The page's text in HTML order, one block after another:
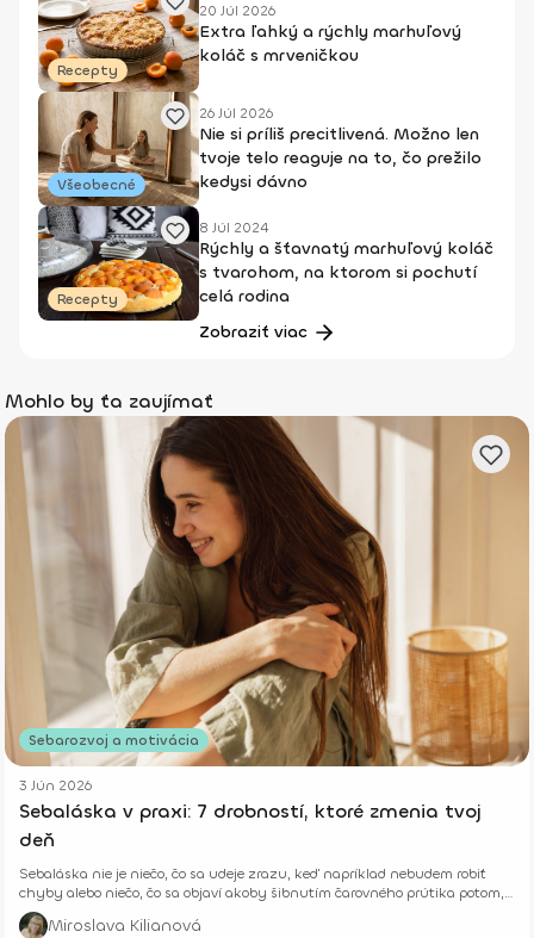
Recepty
20 Júl 2026
Extra ľahký a rýchly marhuľový
koláč s mrveničkou
Všeobecné
26 Júl 2026
Nie si príliš precitlivená. Možno len
tvoje telo reaguje na to, čo prežilo
kedysi dávno
Recepty
8 Júl 2024
Rýchly a šťavnatý marhuľový koláč
s tvarohom, na ktorom si pochutí
celá rodina
Zobraziť viac
Mohlo by ťa zaujímať
Sebarozvoj a motivácia
3 Jún 2026
Sebaláska v praxi: 7 drobností, ktoré zmenia tvoj
deň
Sebaláska nie je niečo, čo sa udeje zrazu, keď napríklad nebudem robiť
chyby alebo niečo, čo sa objaví akoby šibnutím čarovného prútika potom,
ako schudnem či zabehnem vytúžený polmaratón.
Miroslava Kilianová